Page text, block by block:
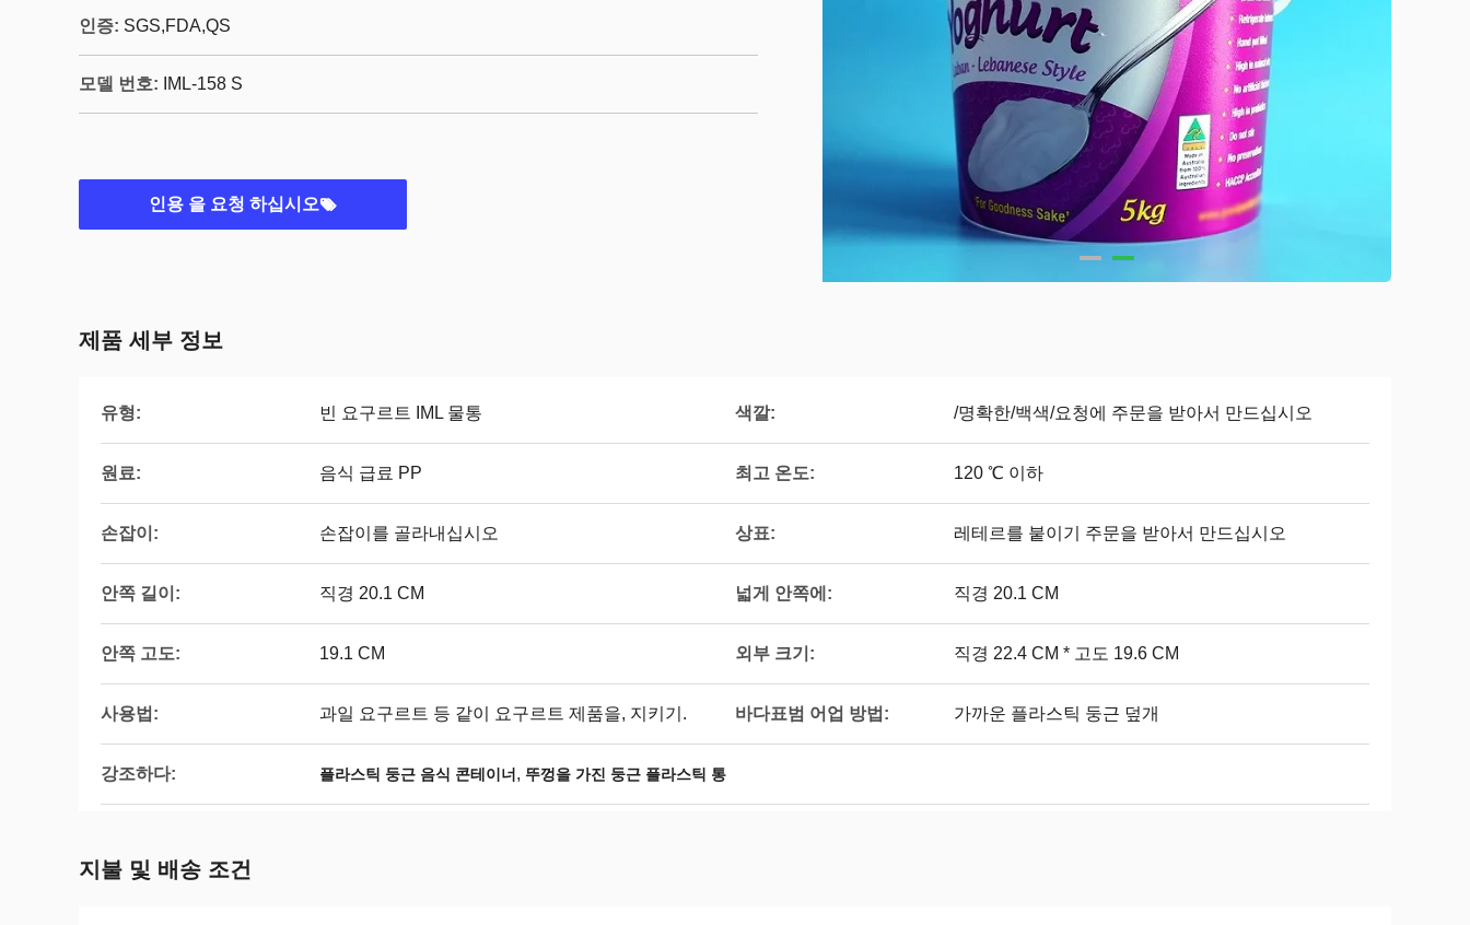
인증: SGS,FDA,QS
모델 번호: IML-158 S
인용 을 요청 하십시오
제품 세부 정보
유형: 빈 요구르트 IML 물통 색깔: /명확한/백색/요청에 주문을 받아서 만드십시오
원료: 음식 급료 PP 최고 온도: 120 ℃ 이하
손잡이: 손잡이를 골라내십시오 상표: 레테르를 붙이기 주문을 받아서 만드십시오
안쪽 길이: 직경 20.1 CM 넓게 안쪽에: 직경 20.1 CM
안쪽 고도: 19.1 CM 외부 크기: 직경 22.4 CM * 고도 19.6 CM
사용법: 과일 요구르트 등 같이 요구르트 제품을, 지키기. 바다표범 어업 방법: 가까운 플라스틱 둥근 덮개
강조하다: 플라스틱 둥근 음식 콘테이너 , 뚜껑을 가진 둥근 플라스틱 통
지불 및 배송 조건